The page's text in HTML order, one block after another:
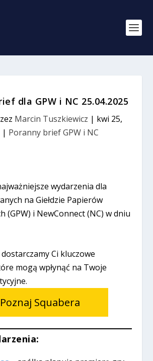
dla GPW i NC 25.04.2025
Marcin Tuszkiewicz | kwi 25,
| Poranny brief GPW i NC
wydarzenia dla
na Giełdzie Papierów
(GPW) i NewConnect (NC) w dniu
Ci kluczowe
mogą wpłynąć na Twoje
Poznaj Squabera